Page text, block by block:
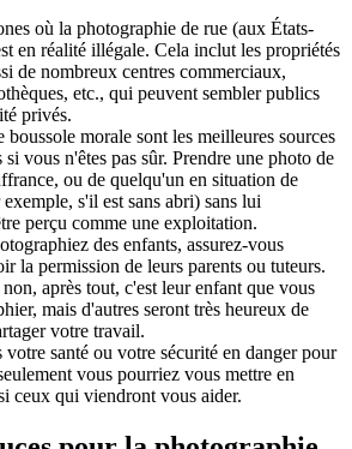
où la photographie de rue (aux États-
en réalité illégale. Cela inclut les propriétés
de nombreux centres commerciaux,
etc., qui peuvent sembler publics
privés.
morale sont les meilleures sources
si vous n'êtes pas sûr. Prendre une photo de
ou de quelqu'un en situation de
s'il est sans abri) sans lui
perçu comme une exploitation.
des enfants, assurez-vous
la permission de leurs parents ou tuteurs.
après tout, c'est leur enfant que vous
mais d'autres seront très heureux de
votre travail.
votre santé ou votre sécurité en danger pour
vous pourriez vous mettre en
ceux qui viendront vous aider.